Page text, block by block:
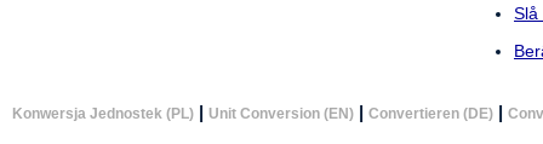
Slå
Konwersja Jednostek (PL) | Unit Conversion (EN) | Convertieren (DE) |